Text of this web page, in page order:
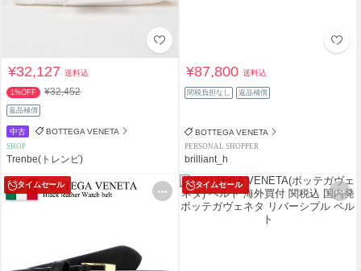
¥32,127送料込
1%OFF ¥32,452
返品補償
中古 BOTTEGA VENETA
SHOP
Trenbe(トレンビ)
¥87,800送料込
関税負担なし 返品補償
BOTTEGA VENETA
PERSONAL SHOPPER
brilliant_h
タイムセール タイムセール